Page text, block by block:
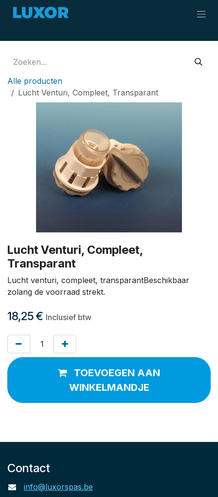
Overslaan naar inhoud
Alle producten
Lucht Venturi, Compleet, Transparant
Lucht Venturi, Compleet,
Transparant
Lucht venturi, compleet, transparantBeschikbaar
zolang de voorraad strekt.
18,25€ Inclusief btw
TOEVOEGEN AAN
WINKELMANDJE
Contact
info@luxorspas.be